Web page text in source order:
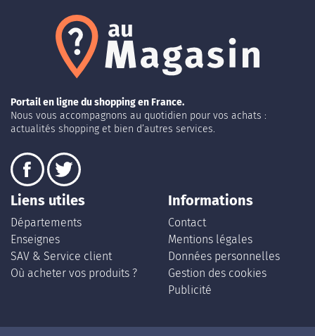
Portail en ligne du shopping en France.
Nous vous accompagnons au quotidien pour vos achats :
actualités shopping et bien d’autres services.
Liens utiles
Départements
Enseignes
SAV & Service client
Où acheter vos produits ?
Informations
Contact
Mentions légales
Données personnelles
Gestion des cookies
Publicité